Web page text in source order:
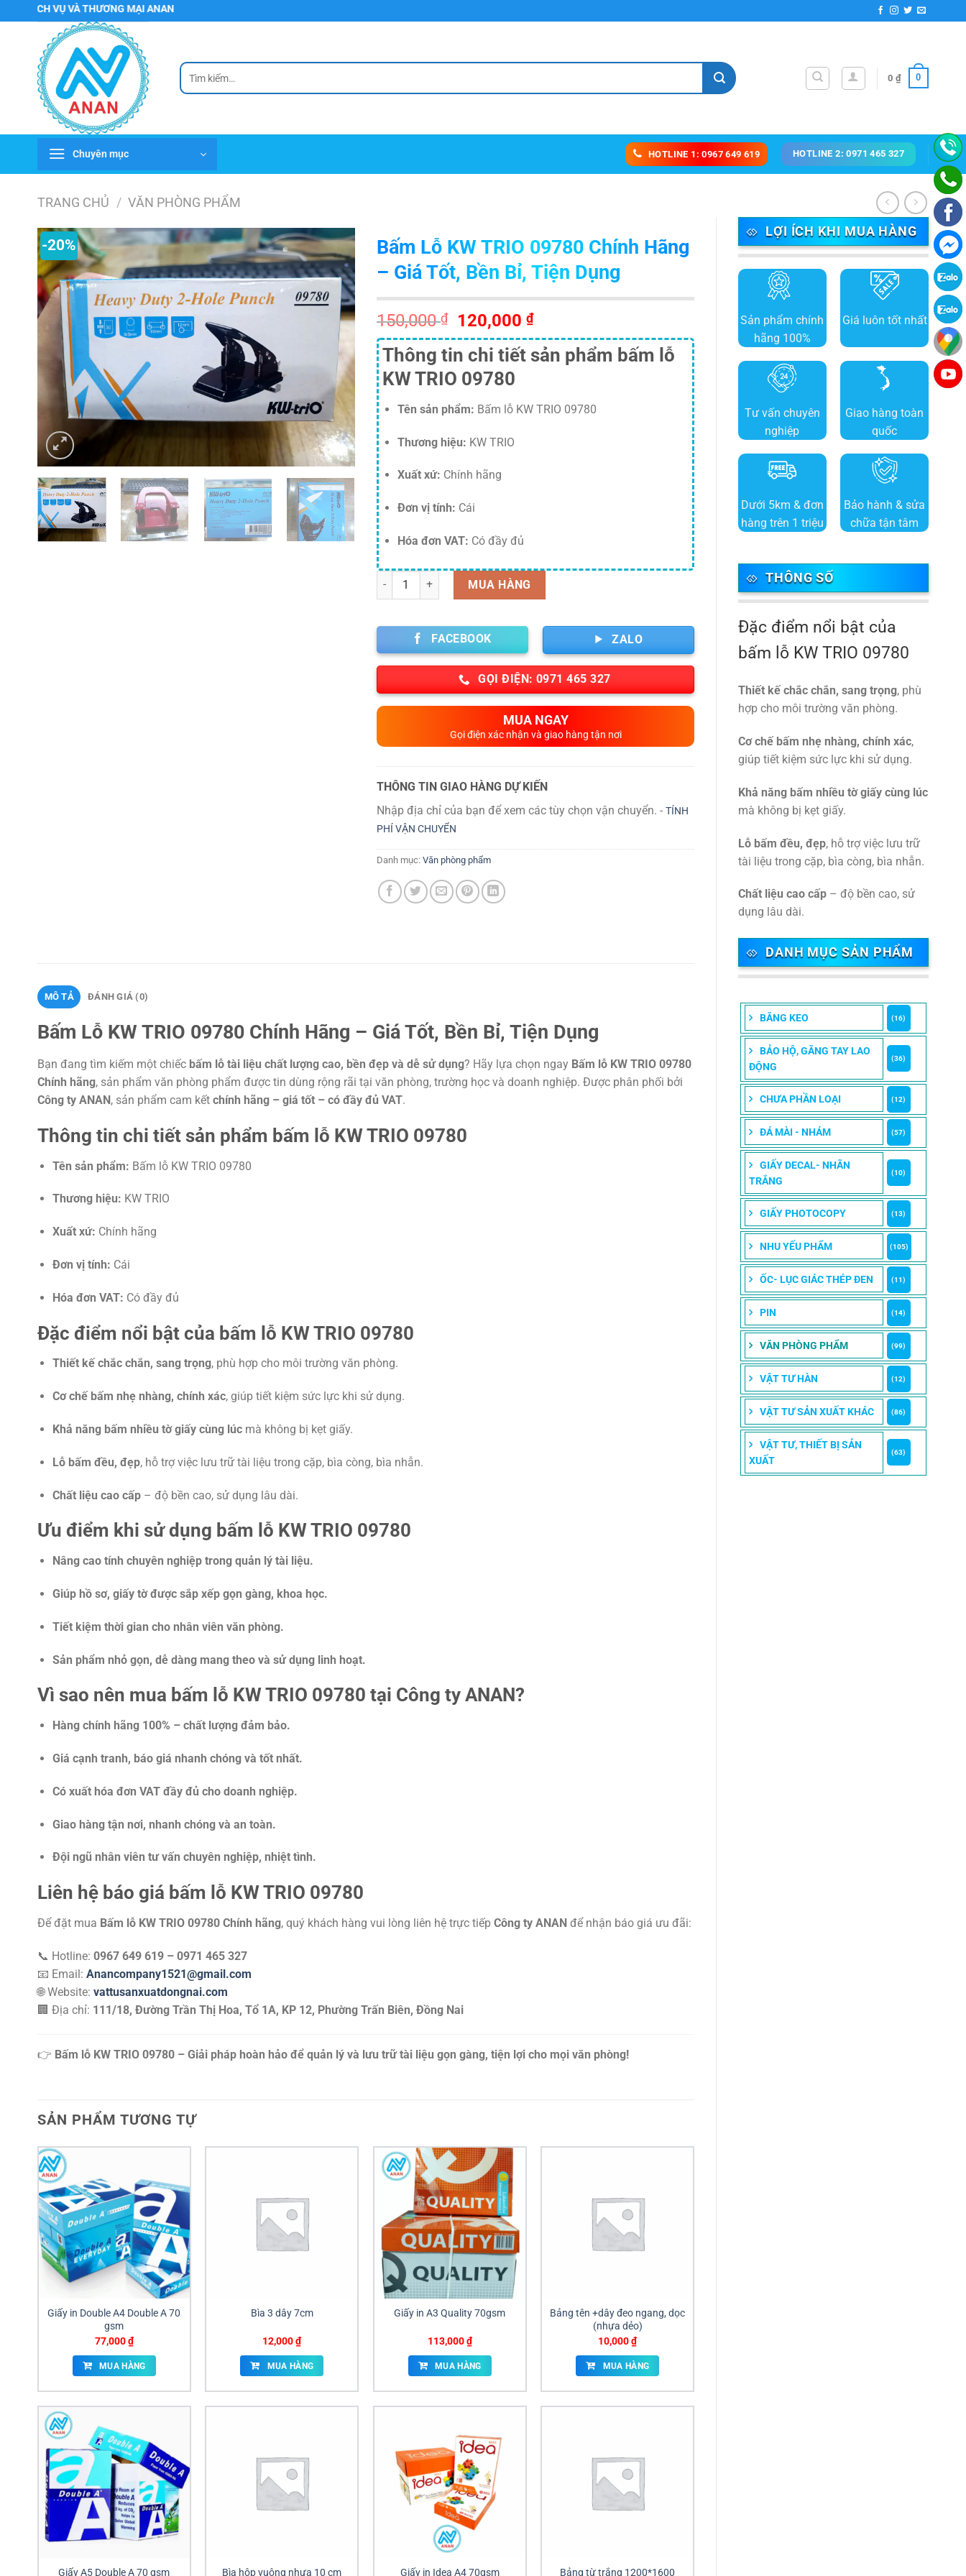
đến
VÀ THƯƠNG MẠI ANAN
Tìm
kiếm:
0 ₫ 0
Chuyên mục HOTLINE 1: 0967 649 619 HOTLINE 2: 0971 465 327
TRANG CHỦ / VĂN PHÒNG PHẨM
LỢI ÍCH KHI MUA HÀNG
Sản phẩm chính
hãng 100%
Giá luôn tốt nhất
Tư vấn chuyên
nghiệp
Giao hàng toàn
quốc
Dưới 5km & đơn
hàng trên 1 triệu
Bảo hành & sửa
chữa tận tâm
THÔNG SỐ
Đặc điểm nổi bật của
bấm lỗ KW TRIO 09780
Thiết kế chắc chắn, sang trọng, phù
hợp cho môi trường văn phòng.
Cơ chế bấm nhẹ nhàng, chính xác,
giúp tiết kiệm sức lực khi sử dụng.
Khả năng bấm nhiều tờ giấy cùng lúc
mà không bị kẹt giấy.
Lỗ bấm đều, đẹp, hỗ trợ việc lưu trữ
tài liệu trong cặp, bìa còng, bìa nhẫn.
Chất liệu cao cấp – độ bền cao, sử
dụng lâu dài.
DANH MỤC SẢN PHẨM
BĂNG KEO (16)
BẢO HỘ, GĂNG TAY LAO
ĐỘNG
(36)
CHƯA PHẦN LOẠI (12)
ĐÁ MÀI - NHÁM (57)
GIẤY DECAL- NHÃN
TRẮNG
(10)
GIẤY PHOTOCOPY (13)
NHU YẾU PHẨM (105)
ỐC- LỤC GIÁC THÉP ĐEN (11)
PIN (14)
VĂN PHÒNG PHẨM (99)
VẬT TƯ HÀN (12)
VẬT TƯ SẢN XUẤT KHÁC (86)
VẬT TƯ, THIẾT BỊ SẢN
XUẤT
(63)
-20%
Bấm Lỗ KW TRIO 09780 Chính Hãng
– Giá Tốt, Bền Bỉ, Tiện Dụng
150,000₫
Giá
gốc
là:
150,000 ₫.
120,000₫Giá
hiện
tại
Thông tin chi tiết sản phẩm bấm lỗ
KW TRIO 09780
Tên sản phẩm: Bấm lỗ KW TRIO 09780
Thương hiệu: KW TRIO
Xuất xứ: Chính hãng
Đơn vị tính: Cái
Hóa đơn VAT: Có đầy đủ
Số lượng MUA HÀNG
FACEBOOK ZALO
GỌI ĐIỆN: 0971 465 327
MUA NGAY
Gọi điện xác nhận và giao hàng tận nơi
THÔNG TIN GIAO HÀNG DỰ KIẾN
Nhập địa chỉ của bạn để xem các tùy chọn vận chuyển. - TÍNH
PHÍ VẬN CHUYỂN
Danh mục: Văn phòng phẩm
MÔ TẢ ĐÁNH GIÁ (0)
Bấm Lỗ KW TRIO 09780 Chính Hãng – Giá Tốt, Bền Bỉ, Tiện Dụng
Bạn đang tìm kiếm một chiếc bấm lỗ tài liệu chất lượng cao, bền đẹp và dễ sử dụng? Hãy lựa chọn ngay Bấm lỗ KW TRIO 09780
Chính hãng, sản phẩm văn phòng phẩm được tin dùng rộng rãi tại văn phòng, trường học và doanh nghiệp. Được phân phối bởi
Công ty ANAN, sản phẩm cam kết chính hãng – giá tốt – có đầy đủ VAT.
Thông tin chi tiết sản phẩm bấm lỗ KW TRIO 09780
Tên sản phẩm: Bấm lỗ KW TRIO 09780
Thương hiệu: KW TRIO
Xuất xứ: Chính hãng
Đơn vị tính: Cái
Hóa đơn VAT: Có đầy đủ
Đặc điểm nổi bật của bấm lỗ KW TRIO 09780
Thiết kế chắc chắn, sang trọng, phù hợp cho môi trường văn phòng.
Cơ chế bấm nhẹ nhàng, chính xác, giúp tiết kiệm sức lực khi sử dụng.
Khả năng bấm nhiều tờ giấy cùng lúcmà không bị kẹt giấy.
Lỗ bấm đều, đẹp, hỗ trợ việc lưu trữ tài liệu trong cặp, bìa còng, bìa nhẫn.
Chất liệu cao cấp– độ bền cao, sử dụng lâu dài.
Ưu điểm khi sử dụng bấm lỗ KW TRIO 09780
Nâng cao tính chuyên nghiệp trong quản lý tài liệu.
Giúp hồ sơ, giấy tờ được sắp xếp gọn gàng, khoa học.
Tiết kiệm thời gian cho nhân viên văn phòng.
Sản phẩm nhỏ gọn, dễ dàng mang theo và sử dụng linh hoạt.
Vì sao nên mua bấm lỗ KW TRIO 09780 tại Công ty ANAN?
Hàng chính hãng 100% – chất lượng đảm bảo.
Giá cạnh tranh, báo giá nhanh chóng và tốt nhất.
Có xuất hóa đơn VAT đầy đủ cho doanh nghiệp.
Giao hàng tận nơi, nhanh chóng và an toàn.
Đội ngũ nhân viên tư vấn chuyên nghiệp, nhiệt tình.
Liên hệ báo giá bấm lỗ KW TRIO 09780
Để đặt mua Bấm lỗ KW TRIO 09780 Chính hãng, quý khách hàng vui lòng liên hệ trực tiếp Công ty ANAN để nhận báo giá ưu đãi:
📞 Hotline: 0967 649 619 – 0971 465 327
📧 Email: Anancompany1521@gmail.com
🌐 Website: vattusanxuatdongnai.com
🏢 Địa chỉ: 111/18, Đường Trần Thị Hoa, Tổ 1A, KP 12, Phường Trấn Biên, Đồng Nai
👉 Bấm lỗ KW TRIO 09780 – Giải pháp hoàn hảo để quản lý và lưu trữ tài liệu gọn gàng, tiện lợi cho mọi văn phòng!
SẢN PHẨM TƯƠNG TỰ
Giấy in Double A4 Double A 70
gsm
77,000₫
MUA HÀNG
Bìa 3 dây 7cm
12,000₫
MUA HÀNG
Giấy in A3 Quality 70gsm
113,000₫
MUA HÀNG
Bảng tên +dây đeo ngang, dọc
(nhựa dẻo)
10,000₫
MUA HÀNG
Giấy A5 Double A 70 gsm Bìa hộp vuông nhựa 10 cm Giấy in Idea A4 70gsm Bảng từ trắng 1200*1600